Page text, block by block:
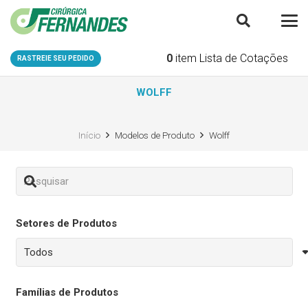
RASTREIE SEU PEDIDO 0 item Lista de Cotações
WOLFF
Início Modelos de Produto Wolff
Setores de Produtos
Famílias de Produtos